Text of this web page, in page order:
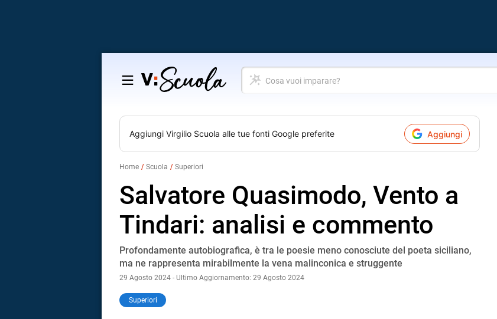
Salta
contenuto
Cosa
vuoi
Aggiungi Virgilio Scuola alle tue fonti Google preferite Aggiungi
Home Scuola Superiori
Salvatore Quasimodo, Vento a
Tindari: analisi e commento
Profondamente autobiografica, è tra le poesie meno conosciute del poeta siciliano,
ma ne rappresenta mirabilmente la vena malinconica e struggente
29 Agosto 2024 - Ultimo Aggiornamento: 29 Agosto 2024
Superiori